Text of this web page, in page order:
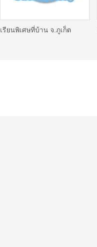
เรียนพิเศษที่บ้าน จ.ภูเก็ต